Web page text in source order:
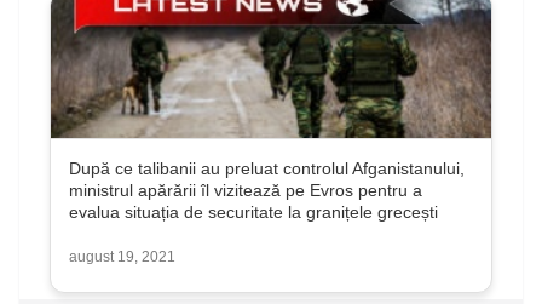
După ce talibanii au preluat controlul Afganistanului,
ministrul apărării îl vizitează pe Evros pentru a
evalua situația de securitate la granițele grecești
august 19, 2021